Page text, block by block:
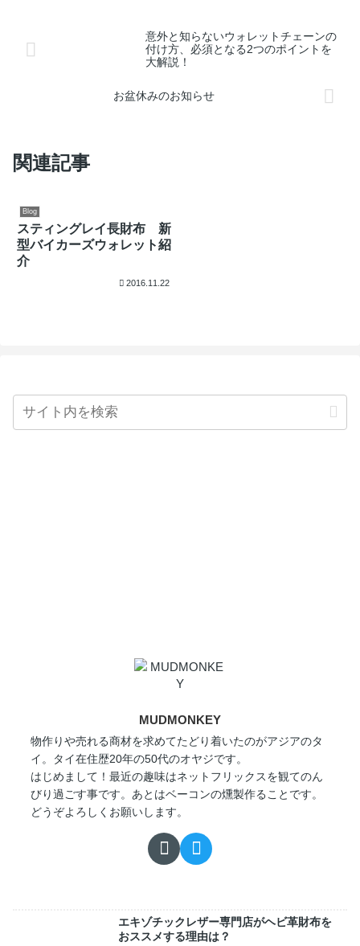
意外と知らないウォレットチェーンの
付け方、必須となる2つのポイントを
大解説！
お盆休みのお知らせ
関連記事
Blog
スティングレイ長財布 新
型バイカーズウォレット紹
介
2016.11.22
MUDMONKEY
物作りや売れる商材を求めてたどり着いたのがアジアのタ
イ。タイ在住歴20年の50代のオヤジです。
はじめまして！最近の趣味はネットフリックスを観てのん
びり過ごす事です。あとはベーコンの燻製作ることです。
どうぞよろしくお願いします。
エキゾチックレザー専門店がヘビ革財布を
おススメする理由は？